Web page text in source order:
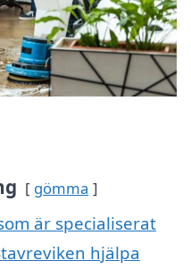
gömma
är specialiserat
hjälpa